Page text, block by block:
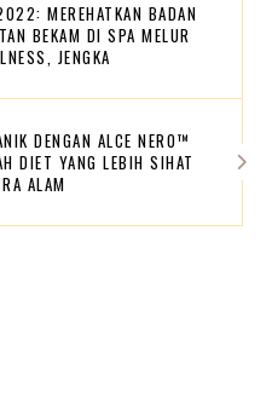
MEREHATKAN BADAN
BEKAM DI SPA MELUR
JENGKA
DENGAN ALCE NERO™
DIET YANG LEBIH SIHAT
ALAM